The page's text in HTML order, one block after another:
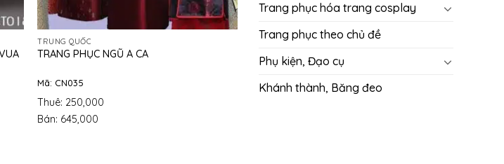
TRUNG QUỐC
TRANG PHỤC NGŨ A CA
Mã: CN035
Thuê: 250,000
Bán: 645,000
Trang phục hóa trang cosplay
Trang phục theo chủ đề
Phụ kiện, Đạo cụ
Khánh thành, Băng đeo